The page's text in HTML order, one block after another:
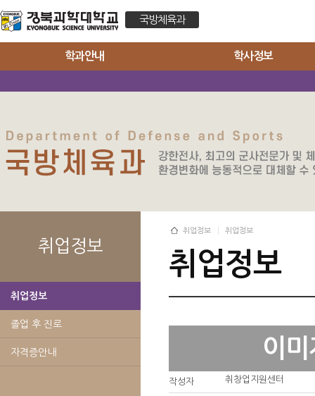
국방체육과
학과안내 학사정보
취업정보
취업정보
졸업 후 진로
자격증안내
취업정보 취업정보
취업정보
이
작성자 취창업지원센터